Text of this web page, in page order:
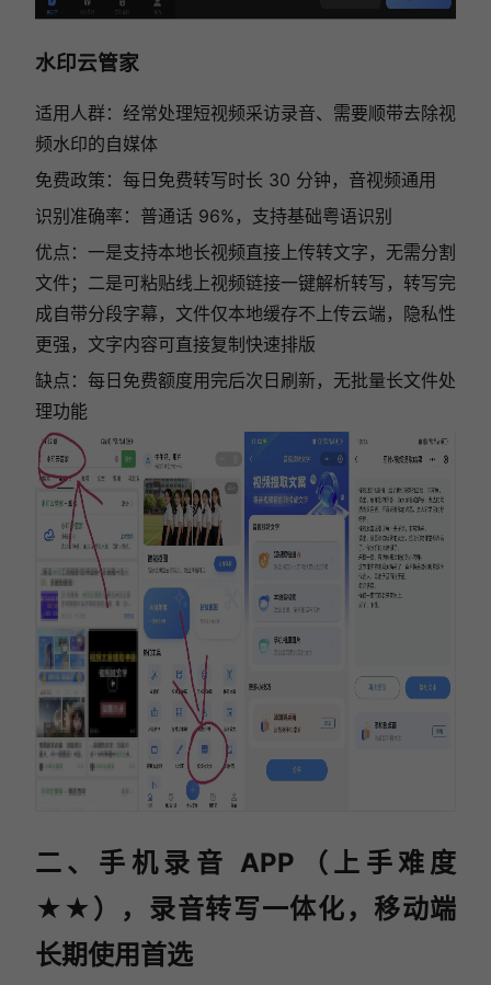
水印云管家
适用人群：经常处理短视频采访录音、需要顺带去除视
频水印的自媒体
免费政策：每日免费转写时长 30 分钟，音视频通用
识别准确率：普通话 96%，支持基础粤语识别
优点：一是支持本地长视频直接上传转文字，无需分割
文件；二是可粘贴线上视频链接一键解析转写，转写完
成自带分段字幕，文件仅本地缓存不上传云端，隐私性
更强，文字内容可直接复制快速排版
缺点：每日免费额度用完后次日刷新，无批量长文件处
理功能
二、手机录音 APP（上手难度
★★），录音转写一体化，移动端
长期使用首选